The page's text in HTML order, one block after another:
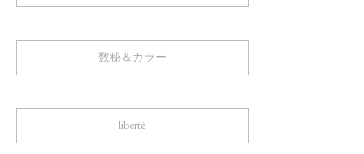
数秘＆カラー
liberté